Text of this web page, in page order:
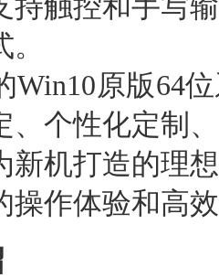
持触控和手写
原版64位
、个性化定制
新机打造的理
操作体验和高